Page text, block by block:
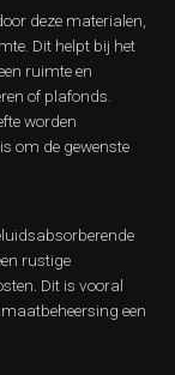
deze materialen,
Dit helpt bij het
ruimte en
of plafonds.
worden
om de gewenste
rustige
Dit is vooral
een